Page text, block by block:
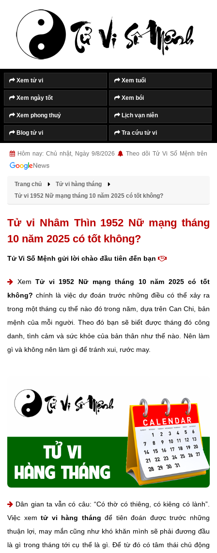
Xem tử vi Xem tuổi
Xem ngày tốt Xem bói
Xem phong thuỷ Lịch vạn niên
Blog tử vi Tra cứu tử vi
Hôm nay: Chủ nhật, Ngày 9/8/2026 Theo dõi Tử Vi Số Mệnh trên
Trang chủ
Tử vi hàng tháng
Tử vi 1952 Nữ mạng tháng 10 năm 2025 có tốt không?
Tử vi Nhâm Thìn 1952 Nữ mạng tháng
10 năm 2025 có tốt không?
Tử Vi Số Mệnh gửi lời chào đầu tiên đến bạn
XemTử vi 1952 Nữ mạng tháng 10 năm 2025 có tốt
không? chính là việc dự đoán trước những điều có thể xảy ra
trong một tháng cụ thể nào đó trong năm, dựa trên Can Chi, bản
mệnh của mỗi người. Theo đó bạn sẽ biết được tháng đó công
danh, tình cảm và sức khỏe của bản thân như thế nào. Nên làm
gì và không nên làm gì để tránh xui, rước may.
Dân gian ta vẫn có câu: “Có thờ có thiêng, có kiêng có lành”.
Việc xemtử vi hàng tháng để tiên đoán được trước những
thuận lợi, may mắn cũng như khó khăn mình sẽ phải đương đầu
là gì trong tháng tới cụ thể là gì. Để từ đó có tâm thái chủ động